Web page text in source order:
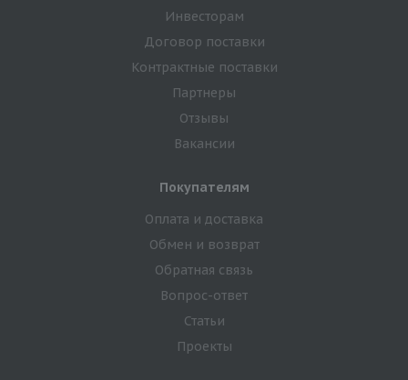
Инвесторам
Договор поставки
Контрактные поставки
Партнеры
Отзывы
Вакансии
Покупателям
Оплата и доставка
Обмен и возврат
Обратная связь
Вопрос-ответ
Статьи
Проекты